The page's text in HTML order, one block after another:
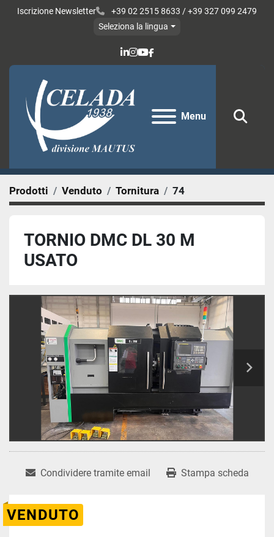
linkedin
instagram
youtube
facebook
Iscrizione Newsletter
+39 02 2515 8633 / +39 327 099 2479
Seleziona la lingua
Menu
Cerca
Prodotti Venduto Tornitura 74
TORNIO DMC DL 30 M
USATO
Condividere tramite email Stampa scheda
VENDUTO